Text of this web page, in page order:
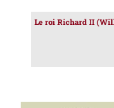
Le roi Richard II